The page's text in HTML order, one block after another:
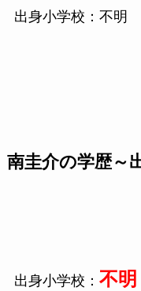
出身小学校：不明
南圭介の学歴～
出身小学校： 不明